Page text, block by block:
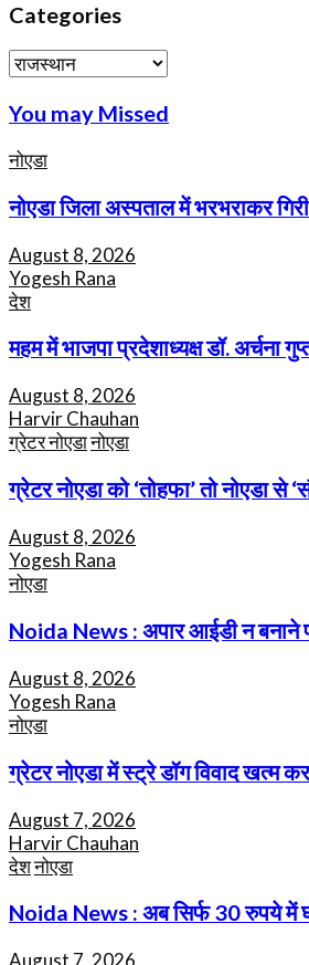
Categories
Categories
You may Missed
नोएडा
नोएडा जिला अस्पताल में भरभराकर
August 8, 2026
Yogesh Rana
देश
महम में भाजपा प्रदेशाध्यक्ष डॉ. अर्चना
August 8, 2026
Harvir Chauhan
ग्रेटर नोएडानोएडा
ग्रेटर नोएडा को ‘तोहफा’ तो नोएडा से
August 8, 2026
Yogesh Rana
नोएडा
Noida News : अपार आईडी न बनाने
August 8, 2026
Yogesh Rana
नोएडा
ग्रेटर नोएडा में स्ट्रे डॉग विवाद खत्म
August 7, 2026
Harvir Chauhan
देशनोएडा
Noida News : अब सिर्फ 30 रुपये में